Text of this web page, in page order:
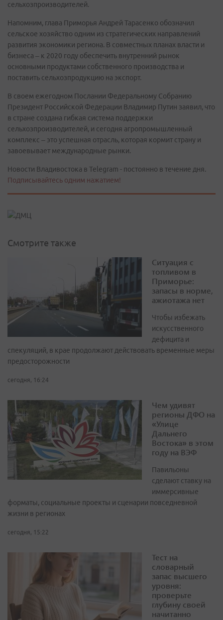
сельхозпроизводителей.
Напомним, глава Приморья Андрей Тарасенко обозначил
сельское хозяйство одним из стратегических направлений
развития экономики региона. В совместных планах власти и
бизнеса – к 2020 году обеспечить внутренний рынок
основными продуктами собственного производства и
поставить сельхозпродукцию на экспорт.
В своем ежегодном Послании Федеральному Собранию
Президент Российской Федерации Владимир Путин заявил, что
в стране создана гибкая система поддержки
сельхозпроизводителей, и сегодня агропромышленный
комплекс – это успешная отрасль, которая кормит страну и
завоевывает международные рынки.
Новости Владивостока в Telegram - постоянно в течение дня.
Подписывайтесь одним нажатием!
Смотрите также
Ситуация с
топливом в
Приморье:
запасы в норме,
ажиотажа нет
Чтобы избежать
искусственного
дефицита и
спекуляций, в крае продолжают действовать временные меры
предосторожности
сегодня, 16:24
Чем удивят
регионы ДФО на
«Улице
Дальнего
Востока» в этом
году на ВЭФ
Павильоны
сделают ставку на
иммерсивные
форматы, социальные проекты и сценарии повседневной
жизни в регионах
сегодня, 15:22
Тест на
словарный
запас высшего
уровня:
проверьте
глубину своей
начитанно